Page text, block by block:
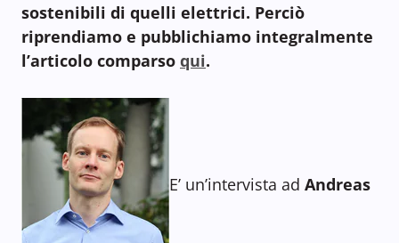
sostenibili di quelli elettrici. Perciò
riprendiamo e pubblichiamo integralmente
l’articolo comparso qui.
E’ un’intervista ad Andreas